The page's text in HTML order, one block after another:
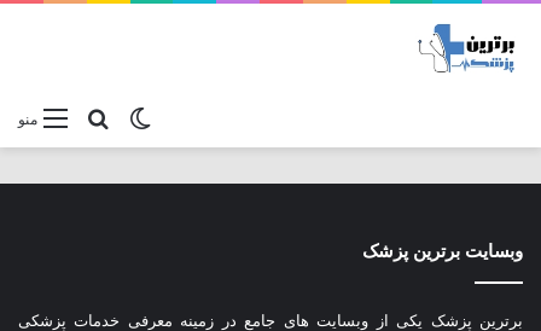
منوجستجو
تغییر پوسته
وبسایت برترین پزشک
برترین پزشک یکی از وبسایت های جامع در زمینه معرفی خدمات پزشکی